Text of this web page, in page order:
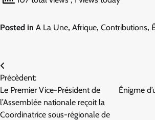
Posted in A La Une, Afrique, Contributions,
Navigation
de
l’article
Précèdent:
Le Premier Vice-Président de
l’Assemblée nationale reçoit la
Coordinatrice sous-régionale de
Énigme